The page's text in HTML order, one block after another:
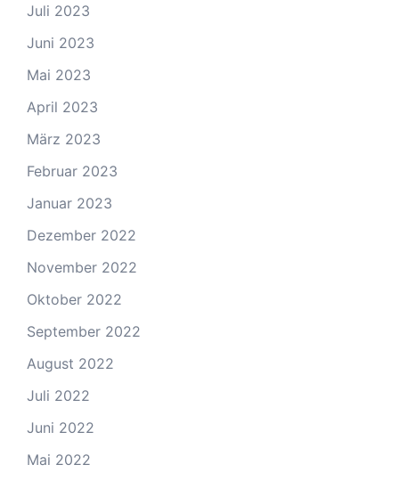
Juli 2023
Juni 2023
Mai 2023
April 2023
März 2023
Februar 2023
Januar 2023
Dezember 2022
November 2022
Oktober 2022
September 2022
August 2022
Juli 2022
Juni 2022
Mai 2022